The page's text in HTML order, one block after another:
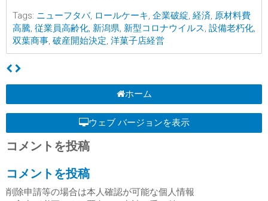
Tags: ニューフタバ, ロールケーキ, 企業破綻, 経済, 原材料費
高騰, 従業員高齢化, 新潟県, 新型コロナウイルス, 設備老朽化,
双葉商事, 破産開始決定, 洋菓子店経営
ホーム
ウェブ バージョンを表示
コメントを投稿
コメントを投稿
削除申請等の場合は本人確認が可能な個人情報